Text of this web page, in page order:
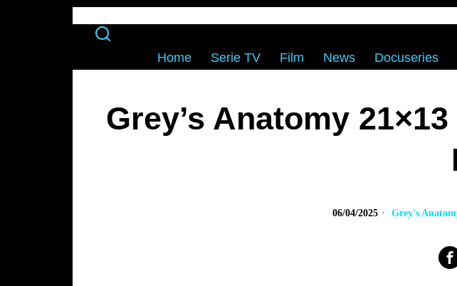
Home Serie TV Film News Docuseries
Grey’s Anatomy
06/04/2025 Grey's